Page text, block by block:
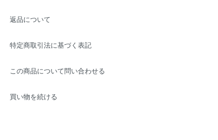
返品について
特定商取引法に基づく表記
この商品について問い合わせる
買い物を続ける